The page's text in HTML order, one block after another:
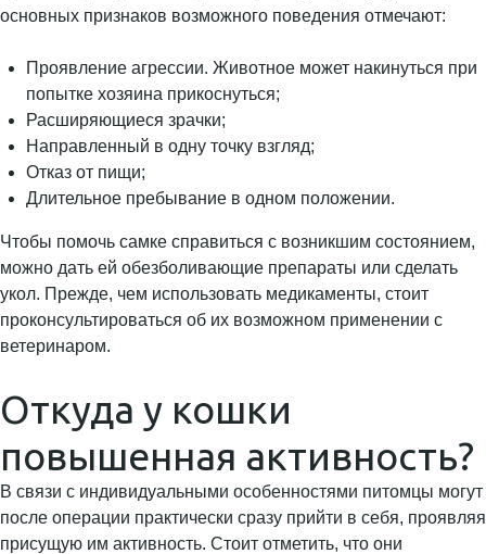
основных признаков возможного поведения отмечают:
Проявление агрессии. Животное может накинуться при
попытке хозяина прикоснуться;
Расширяющиеся зрачки;
Направленный в одну точку взгляд;
Отказ от пищи;
Длительное пребывание в одном положении.
Чтобы помочь самке справиться с возникшим состоянием,
можно дать ей обезболивающие препараты или сделать
укол. Прежде, чем использовать медикаменты, стоит
проконсультироваться об их возможном применении с
ветеринаром.
Откуда у кошки
повышенная активность?
В связи с индивидуальными особенностями питомцы могут
после операции практически сразу прийти в себя, проявляя
присущую им активность. Стоит отметить, что они